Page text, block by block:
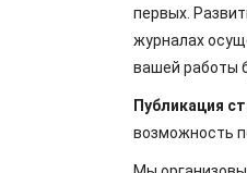
первых.
журналах
вашей работы
Публикация
возможность